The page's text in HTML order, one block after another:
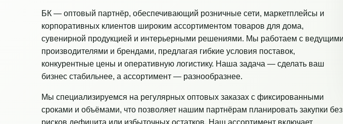
БК — оптовый партнёр, обеспечивающий розничные сети, маркетплейсы и
корпоративных клиентов широким ассортиментом товаров для дома,
сувенирной продукцией и интерьерными решениями. Мы работаем с ведущими
производителями и брендами, предлагая гибкие условия поставок,
конкурентные цены и оперативную логистику. Наша задача — сделать ваш
бизнес стабильнее, а ассортимент — разнообразнее.
Мы специализируемся на регулярных оптовых заказах с фиксированными
сроками и объёмами, что позволяет нашим партнёрам планировать закупки без
рисков дефицита или избыточных остатков. Наш ассортимент включает